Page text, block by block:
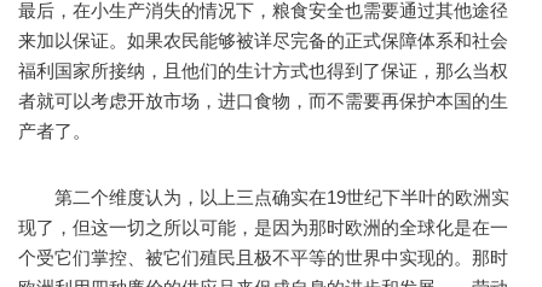
最后，在小生产消失的情况下，粮食安全也需要通过其他途径
来加以保证。如果农民能够被详尽完备的正式保障体系和社会
福利国家所接纳，且他们的生计方式也得到了保证，那么当权
者就可以考虑开放市场，进口食物，而不需要再保护本国的生
产者了。
第二个维度认为，以上三点确实在19世纪下半叶的欧洲实
现了，但这一切之所以可能，是因为那时欧洲的全球化是在一
个受它们掌控、被它们殖民且极不平等的世界中实现的。那时